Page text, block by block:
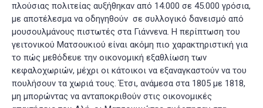
πλούσιας πολιτείας αυξήθηκαν από 14.000 σε 45.000 γρόσια,
με αποτέλεσμα να οδηγηθούν σε συλλογικό δανεισμό από
μουσουλμάνους πιστωτές στα Γιάννενα. Η περίπτωση του
γειτονικού Ματσουκιού είναι ακόμη πιο χαρακτηριστική για
το πώς μεθόδευε την οικονομική εξαθλίωση των
κεφαλοχωριών, μέχρι οι κάτοικοι να εξαναγκαστούν να του
πουλήσουν τα χωριά τους. Έτσι, ανάμεσα στα 1805 με 1818,
μη μπορώντας να ανταποκριθούν στις οικονομικές